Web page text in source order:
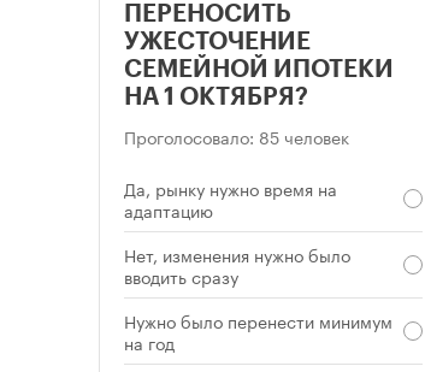
ПЕРЕНОСИТЬ
УЖЕСТОЧЕНИЕ
СЕМЕЙНОЙ ИПОТЕКИ
НА 1 ОКТЯБРЯ?
Проголосовало: 85 человек
Да, рынку нужно время на
адаптацию
Нет, изменения нужно было
вводить сразу
Нужно было перенести минимум
на год